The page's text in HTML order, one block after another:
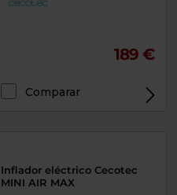
189 €
Comparar
Inflador eléctrico Cecotec
MINI AIR MAX